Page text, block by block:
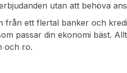
utan att behöva
från ett flertal banker och
passar din ekonomi bäst.
och ro.